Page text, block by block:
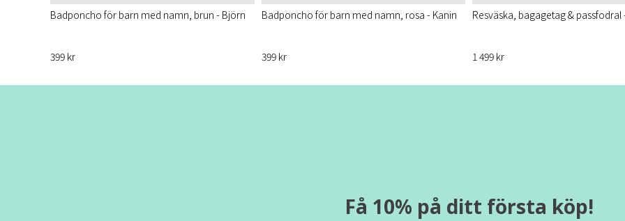
Badponcho för barn med namn, brun - Björn
399 kr
Badponcho för barn med namn, rosa - Kanin
399 kr
Resväska, bagagetag &
1 499 kr
Få 10% på ditt första köp!